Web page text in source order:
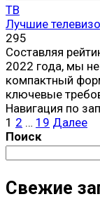
ТВ
Лучшие
295
Составляя
2022 года, мы
компактный
ключевые
Навигация по
1 2 … 19 Далее
Поиск
Свежие